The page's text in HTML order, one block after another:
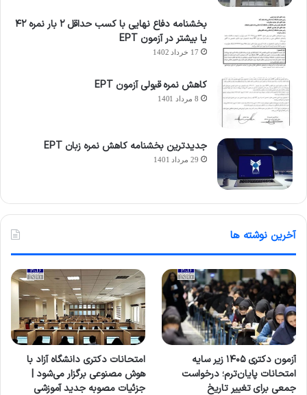
بخشنامه دفاع نهایی با کسب حداقل ۲ بار نمره ۴۲
یا بیشتر در آزمون EPT
17 خرداد 1402
کاهش نمره قبولی آزمون EPT
8 مرداد 1401
جدیدترین بخشنامه کاهش نمره زبان EPT
29 مرداد 1401
آخرین نوشته ها
آزمون دکتری ۱۴۰۵ زیر سایه
امتحانات پایان‌ترم؛ درخواست
جمعی برای تغییر تاریخ
امتحانات دکتری دانشگاه آزاد با
هوش مصنوعی برگزار می‌شود |
جزئیات مصوبه جدید آموزشی